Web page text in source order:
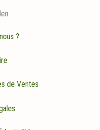
?
de Ventes